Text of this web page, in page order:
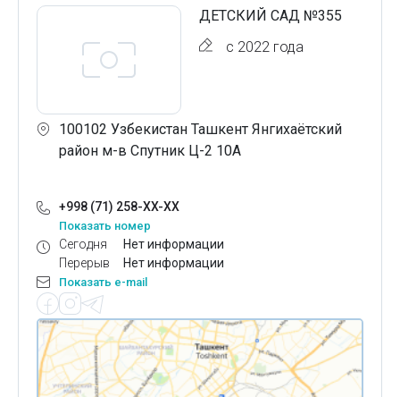
ДЕТСКИЙ САД №355
с 2022 года
100102 Узбекистан Ташкент Янгихаётский
район м-в Спутник Ц-2 10А
+998 (71) 258-XX-XX
Показать номер
Сегодня
Перерыв
Нет информации
Нет информации
Показать e-mail